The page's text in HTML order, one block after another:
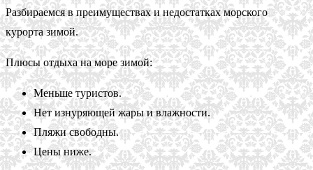
Разбираемся в преимуществах и недостатках морского
курорта зимой.
Плюсы отдыха на море зимой:
Меньше туристов.
Нет изнуряющей жары и влажности.
Пляжи свободны.
Цены ниже.